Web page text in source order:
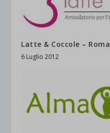
Latte & Coccole – Roma
6 Luglio 2012